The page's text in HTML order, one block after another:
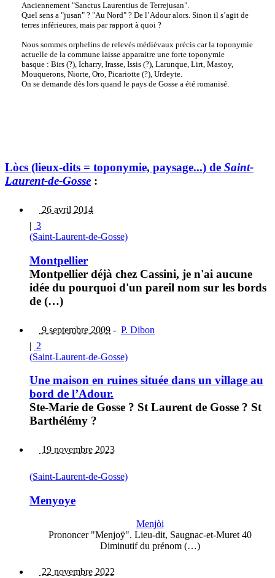
Anciennement "Sanctus Laurentius de Terrejusan".
Quel sens a "jusan" ? "Au Nord" ? De l’Adour alors. Sinon il s’agit de
terres inférieures, mais par rapport à quoi ?
Nous sommes orphelins de relevés médiévaux précis car la toponymie
actuelle de la commune laisse apparaitre une forte toponymie
basque : Birs (?), Icharry, Irasse, Issis (?), Larunque, Lirt, Mastoy,
Mouquerons, Niorte, Oro, Picariotte (?), Urdeyte.
On se demande dès lors quand le pays de Gosse a été romanisé.
Lòcs (lieux-dits = toponymie, paysage...) de Saint-
Laurent-de-Gosse :
26 avril 2014
| 3
(Saint-Laurent-de-Gosse)
Montpellier
Montpellier déjà chez Cassini, je n'ai aucune
idée du pourquoi d'un pareil nom sur les bords
de (…)
9 septembre 2009 - P. Dibon
| 2
(Saint-Laurent-de-Gosse)
Une maison en ruines située dans un village au
bord de l’Adour.
Ste-Marie de Gosse ? St Laurent de Gosse ? St
Barthélémy ?
19 novembre 2023
(Saint-Laurent-de-Gosse)
Menyoye
Menjòi
Prononcer "Menjoÿ". Lieu-dit, Saugnac-et-Muret 40
Diminutif du prénom (…)
22 novembre 2022